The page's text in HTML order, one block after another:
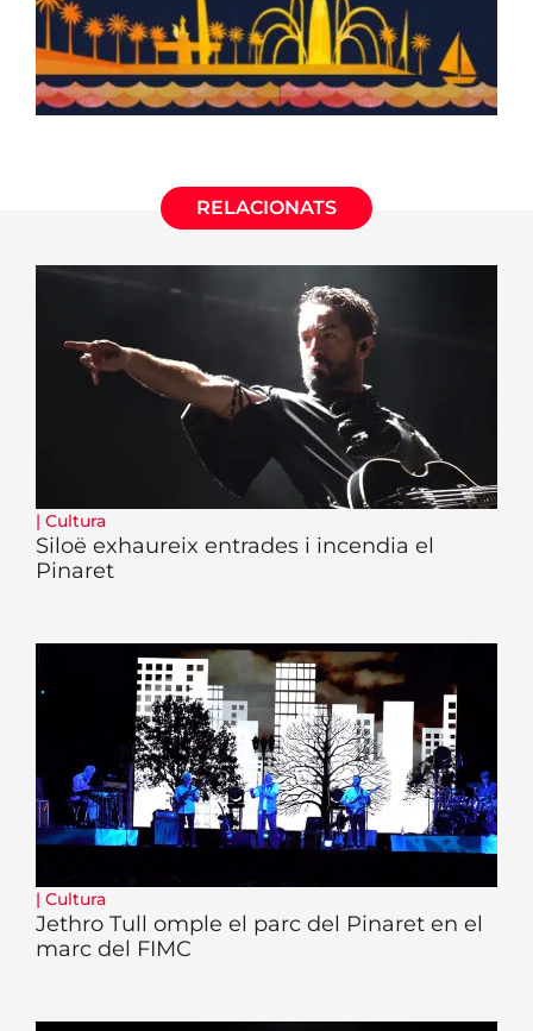
RELACIONATS
| Cultura
Siloë exhaureix entrades i incendia el
Pinaret
| Cultura
Jethro Tull omple el parc del Pinaret en el
marc del FIMC